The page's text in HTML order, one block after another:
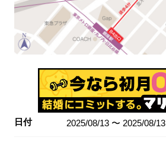
日付 2025/08/13 〜 2025/08/13